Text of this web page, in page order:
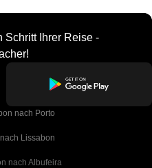
Schritt Ihrer Reise -
nach Porto
Lissabon
nach Albufeira